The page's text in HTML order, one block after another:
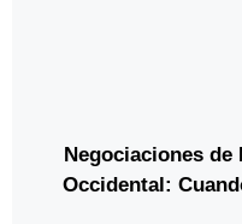
**Negociaciones
Occidental: